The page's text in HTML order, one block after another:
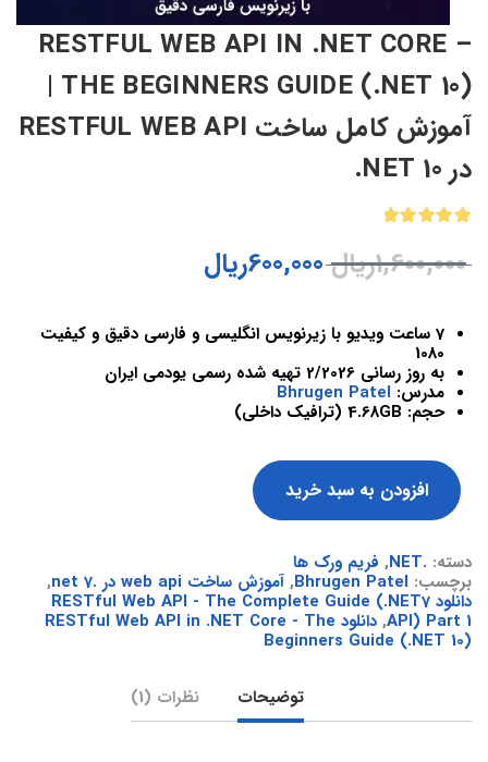
RESTFUL WEB API IN .NET CORE –
THE BEGINNERS GUIDE (.NET 10) |
آموزش کامل ساخت RESTFUL WEB API
در 10 NET.
از 5
در
1,600,000ریال 600,000ریال
7 ساعت ویدیو با زیرنویس انگلیسی و فارسی دقیق و کیفیت
1080
به روز رسانی 2/2026 تهیه شده رسمی یودمی ایران
مدرس: Bhrugen Patel
حجم: 4.68GB (ترافیک داخلی)
افزودن به سبد خرید
دسته: .NET
, فریم ورک ها
برچسب: Bhrugen Patel
, آموزش ساخت web api در .net 7 ,
دانلود RESTful Web API - The Complete Guide (.NET7
API) Part 1
, دانلود RESTful Web API in .NET Core - The
Beginners Guide (.NET 10)
توضیحات نظرات (1)